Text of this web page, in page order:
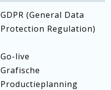
GDPR (General Data
Protection Regulation)
Go-live
Grafische
Productieplanning